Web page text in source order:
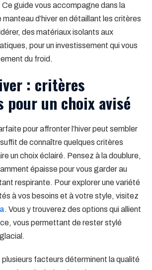
guide vous accompagne dans la
d’hiver en détaillant les critères
des matériaux isolants aux
pour un investissement qui vous
du froid.
: critères
pour un choix avisé
pour affronter l’hiver peut sembler
de connaître quelques critères
un choix éclairé. Pensez à la doublure,
épaisse pour vous garder au
respirante. Pour explorer une variété
à vos besoins et à votre style, visitez
. Vous y trouverez des options qui allient
vous permettant de rester stylé
facteurs déterminent la qualité